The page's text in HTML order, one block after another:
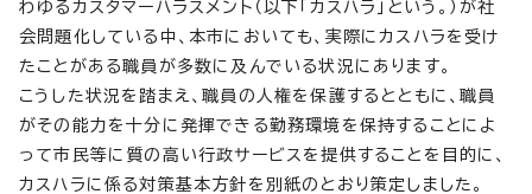
わゆるカスタマーハラスメント（以下「カスハラ」という。）が社
会問題化している中、本市においても、実際にカスハラを受け
たことがある職員が多数に及んでいる状況にあります。
こうした状況を踏まえ、職員の人権を保護するとともに、職員
がその能力を十分に発揮できる勤務環境を保持することによ
って市民等に質の高い行政サービスを提供することを目的に、
カスハラに係る対策基本方針を別紙のとおり策定しました。